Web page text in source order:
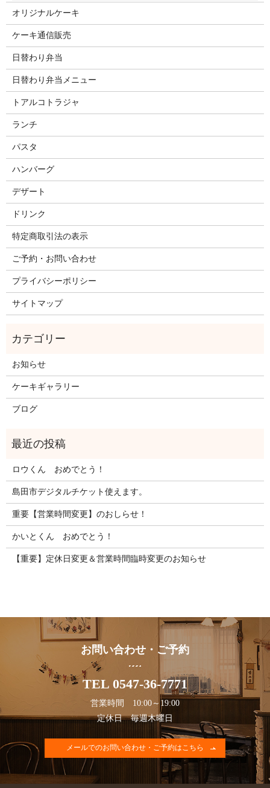
オリジナルケーキ
ケーキ通信販売
日替わり弁当
日替わり弁当メニュー
トアルコトラジャ
ランチ
パスタ
ハンバーグ
デザート
ドリンク
特定商取引法の表示
ご予約・お問い合わせ
プライバシーポリシー
サイトマップ
お知らせ
ケーキギャラリー
ブログ
ロウくん おめでとう！
島田市デジタルチケット使えます。
重要【営業時間変更】のおしらせ！
かいとくん おめでとう！
【重要】定休日変更＆営業時間臨時変更のお知らせ
お問い合わせ・ご予約
TEL 0547-36-7771
営業時間 10:00～19:00
定休日 毎週木曜日
メールでのお問い合わせ・ご予約はこちら